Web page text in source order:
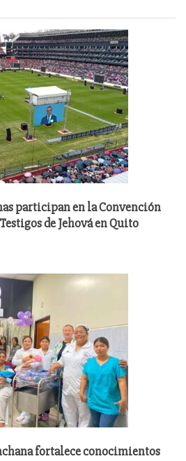
participan en la Convención
de Jehová en Quito
fortalece conocimientos